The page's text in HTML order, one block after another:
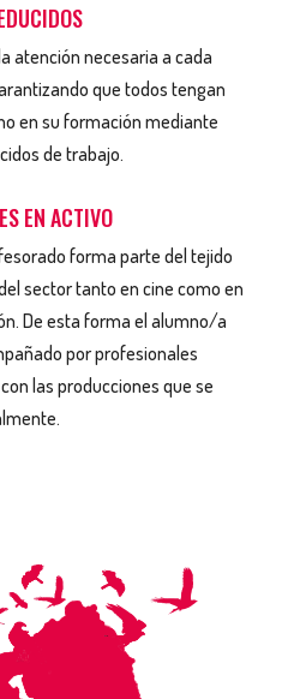
atención necesaria a cada
que todos tengan
en su formación mediante
de trabajo.
EN ACTIVO
forma parte del tejido
sector tanto en cine como en
De esta forma el alumno/a
por profesionales
las producciones que se